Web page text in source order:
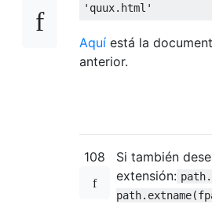
'quux.html'
Aquí está la
anterior.
108
Si también
extensión: